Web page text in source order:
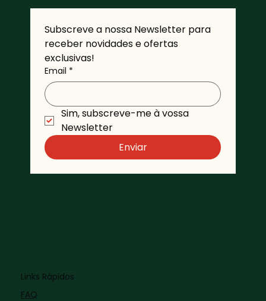
Links Rápidos
FAQ
Subscreve a nossa Newsletter para
receber novidades e ofertas
exclusivas!
Email *
Sim, subscreve-me à vossa
Enviar